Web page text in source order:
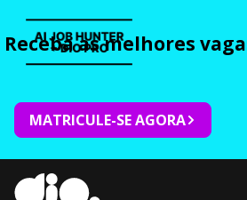
Receba as melhores
MATRICULE-SE AGORA